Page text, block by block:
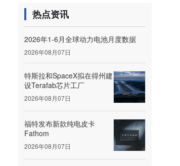
热点资讯
2026年1-6月全球动力电池月度数据
2026年08月07日
特斯拉和SpaceX拟在得州建
设Terafab芯片工厂
2026年08月07日
福特发布新款纯电皮卡
Fathom
2026年08月07日